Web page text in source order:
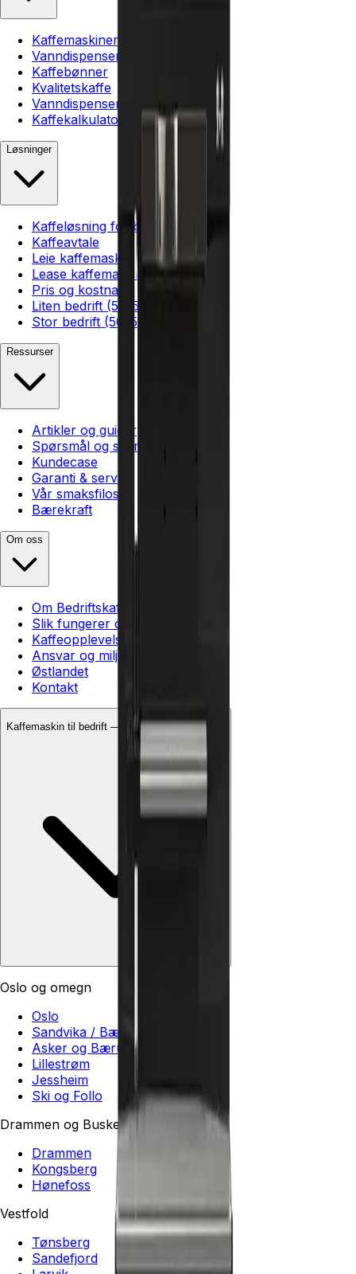
Kaffemaskiner
Vanndispensere
Kaffebønner
Kvalitetskaffe
Vanndispenser kontor
Kaffekalkulator
Løsninger
Kaffeløsning for bedrift
Kaffeavtale
Leie kaffemaskin
Lease kaffemaskin
Pris og kostnad
Liten bedrift (5–25)
Stor bedrift (50–500+)
Ressurser
Artikler og guider
Spørsmål og svar
Kundecase
Garanti & service
Vår smaksfilosofi
Bærekraft
Om oss
Om Bedriftskaffen
Slik fungerer det
Kaffeopplevelsen
Ansvar og miljø
Østlandet
Kontakt
Kaffemaskin til bedrift — dekker hele Østlandet
Oslo og omegn
Oslo
Sandvika / Bærum
Asker og Bærum
Lillestrøm
Jessheim
Ski og Follo
Drammen og Buskerud
Drammen
Kongsberg
Hønefoss
Vestfold
Tønsberg
Sandefjord